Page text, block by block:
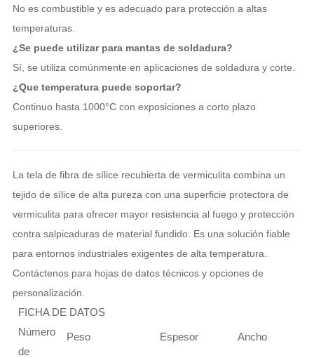
No es combustible y es adecuado para protección a altas
temperaturas.
¿Se puede utilizar para mantas de soldadura?
Sí, se utiliza comúnmente en aplicaciones de soldadura y corte.
¿Que temperatura puede soportar?
Continuo hasta 1000°C con exposiciones a corto plazo
superiores.
La tela de fibra de sílice recubierta de vermiculita combina un
tejido de sílice de alta pureza con una superficie protectora de
vermiculita para ofrecer mayor resistencia al fuego y protección
contra salpicaduras de material fundido. Es una solución fiable
para entornos industriales exigentes de alta temperatura.
Contáctenos para hojas de datos técnicos y opciones de
personalización.
FICHA DE DATOS
Número
de
Peso Espesor Ancho